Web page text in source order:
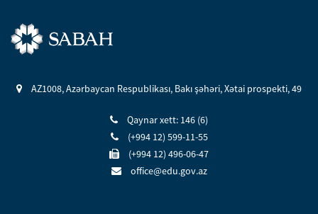
AZ1008, Azərbaycan Respublikası, Bakı şəhəri, Xətai prospekti, 49
Qaynar xett: 146 (6)
(+994 12) 599-11-55
(+994 12) 496-06-47
office@edu.gov.az